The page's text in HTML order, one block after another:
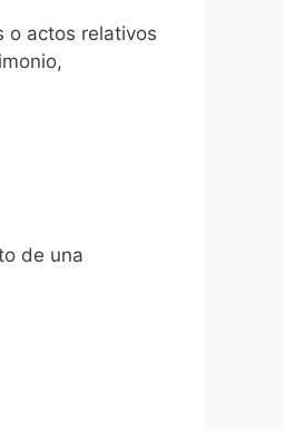
o actos relativos
de una